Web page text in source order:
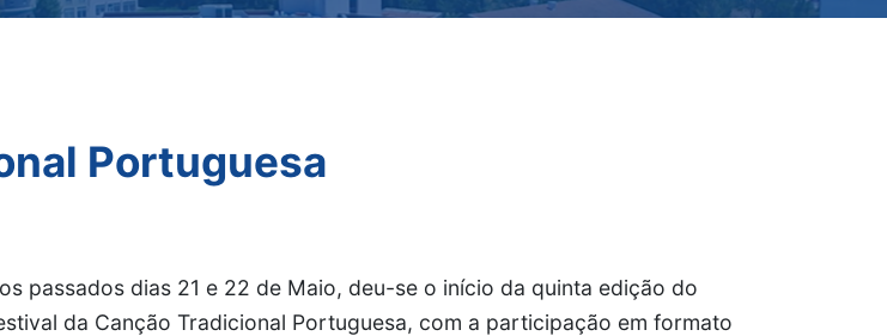
Portuguesa
passados dias 21 e 22 de Maio, deu-se o início da quinta edição do
da Canção Tradicional Portuguesa, com a participação em formato